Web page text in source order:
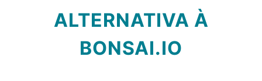
ALTERNATIVA À
BONSAI.IO